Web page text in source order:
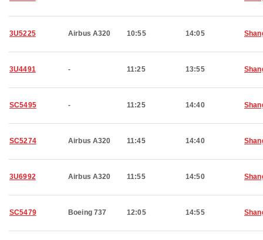
3U5225 Airbus A320 10:55 14:05
3U4491 - 11:25 13:55
SC5495 - 11:25 14:40
SC5274 Airbus A320 11:45 14:40
3U6992 Airbus A320 11:55 14:50
SC5479 Boeing 737 12:05 14:55